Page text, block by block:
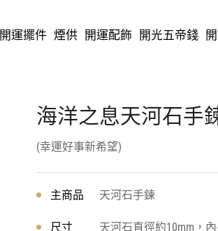
開運擺件 煙供 開運配飾 開光五帝錢
海洋之息天河石手
(幸運好事新希望)
主商品 天河石手鍊
尺寸 天河石直徑約10mm，